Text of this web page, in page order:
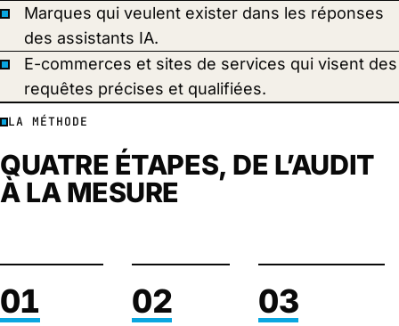
Marques qui veulent exister dans les réponses
des assistants IA.
E-commerces et sites de services qui visent des
requêtes précises et qualifiées.
LA MÉTHODE
QUATRE ÉTAPES, DE L’AUDIT
À LA MESURE
01 02 03